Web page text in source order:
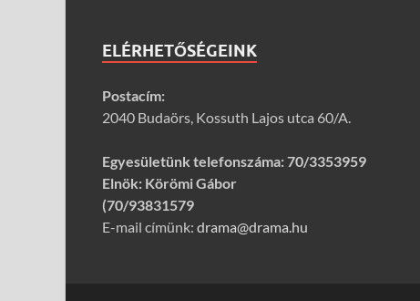
ELÉRHETŐSÉGEINK
Postacím:
2040 Budaörs, Kossuth Lajos utca 60/A.
Egyesületünk telefonszáma:70/3353959
Elnök: Körömi Gábor
(70/93831579
E-mail címünk: drama@drama.hu